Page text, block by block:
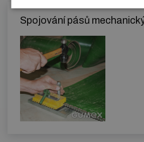
Spojování pásů